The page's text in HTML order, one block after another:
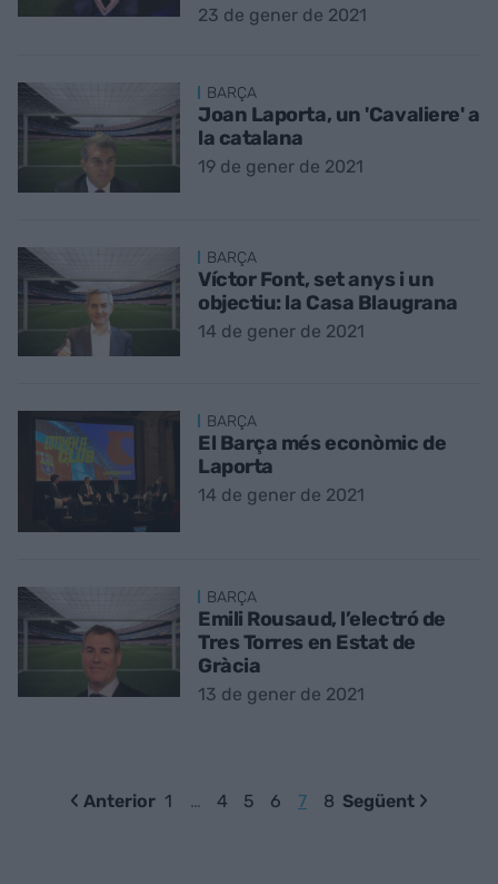
23 de gener de 2021
BARÇA
Joan Laporta, un 'Cavaliere' a
la catalana
19 de gener de 2021
BARÇA
Víctor Font, set anys i un
objectiu: la Casa Blaugrana
14 de gener de 2021
BARÇA
El Barça més econòmic de
Laporta
14 de gener de 2021
BARÇA
Emili Rousaud, l’electró de
Tres Torres en Estat de
Gràcia
13 de gener de 2021
Anterior 1 … 4 5 6 7 8 Següent